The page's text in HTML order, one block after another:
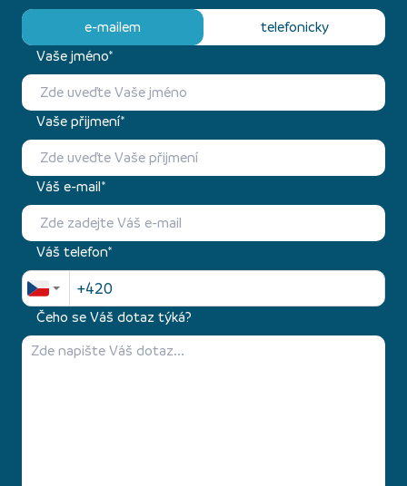
e-mailem
telefonicky
Vaše jméno*
Vaše přijmení*
Váš e-mail*
Váš telefon*
Čeho se Váš dotaz týká?